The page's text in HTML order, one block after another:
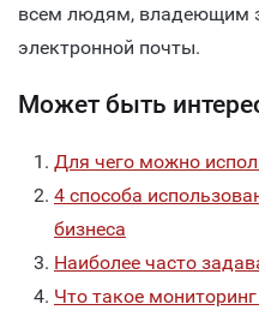
всем людям, владеющим
электронной почты.
Может быть
Для чего можно
4 способа
бизнеса
Наиболее часто
Что такое